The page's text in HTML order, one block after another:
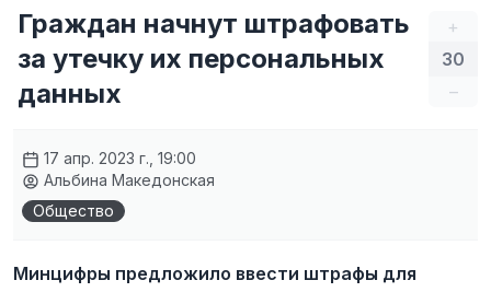
+
30
–
Граждан начнут штрафовать
за утечку их персональных
данных
17 апр. 2023 г., 19:00
Альбина Македонская
Общество
Минцифры предложило ввести штрафы для